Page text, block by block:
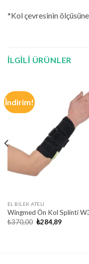
*Kol çevresinin
İLGILI ÜRÜNLER
İndirim!
EL BILEK ATELI
Wingmed Ön Kol Splinti
₺370,00 Orijinal
₺284,89Şu